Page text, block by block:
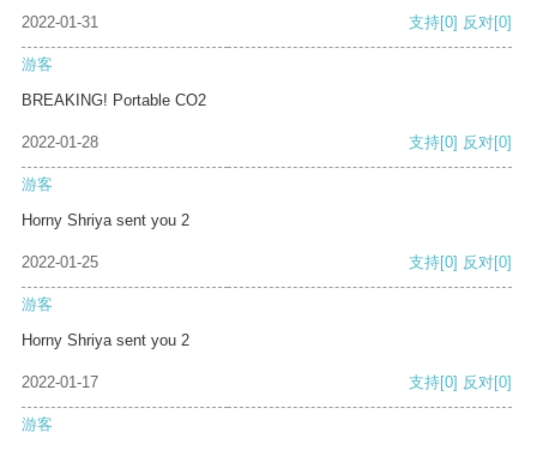
2022-01-31 支持[0] 反对[0]
游客
BREAKING! Portable CO2
2022-01-28 支持[0] 反对[0]
游客
Horny Shriya sent you 2
2022-01-25 支持[0] 反对[0]
游客
Horny Shriya sent you 2
2022-01-17 支持[0] 反对[0]
游客